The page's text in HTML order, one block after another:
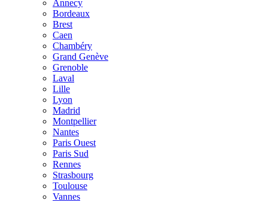
Annecy
Bordeaux
Brest
Caen
Chambéry
Grand Genève
Grenoble
Laval
Lille
Lyon
Madrid
Montpellier
Nantes
Paris Ouest
Paris Sud
Rennes
Strasbourg
Toulouse
Vannes